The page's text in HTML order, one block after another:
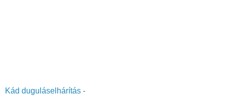
Kád duguláselhárítás -